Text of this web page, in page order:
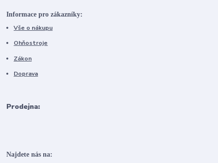
Informace pro zákazníky:
Vše o nákupu
Ohňostroje
Zákon
Doprava
Prodejna:
Najdete nás na: